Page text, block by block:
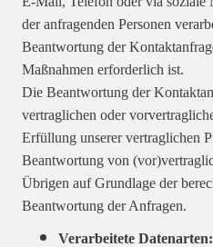
der anfragenden Personen
Beantwortung der
Maßnahmen erforderlich ist.
Die Beantwortung der
vertraglichen oder
Erfüllung unserer vertraglichen
Beantwortung von
Übrigen auf Grundlage der
Beantwortung der Anfragen.
Verarbeitete Datenarten: